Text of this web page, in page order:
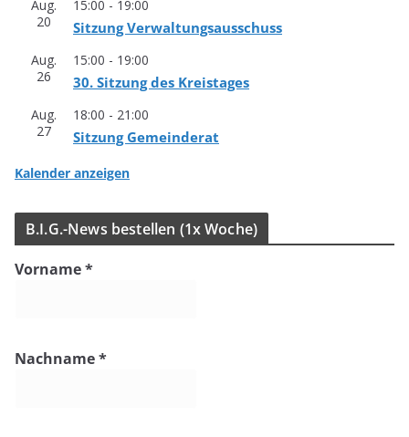
Aug.
20
15:00 - 19:00
Sit­zung Verwaltungsausschuss
Aug.
26
15:00 - 19:00
30. Sit­zung des Kreistages
Aug.
27
18:00 - 21:00
Sit­zung Gemeinderat
Kalender anzeigen
B.I.G.-News bestel­len (1x Woche)
Vorname*
Nachname*